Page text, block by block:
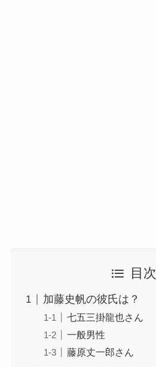
目次
加藤史帆の彼氏は？
七五三掛龍也さん
一般男性
藤原丈一郎さん